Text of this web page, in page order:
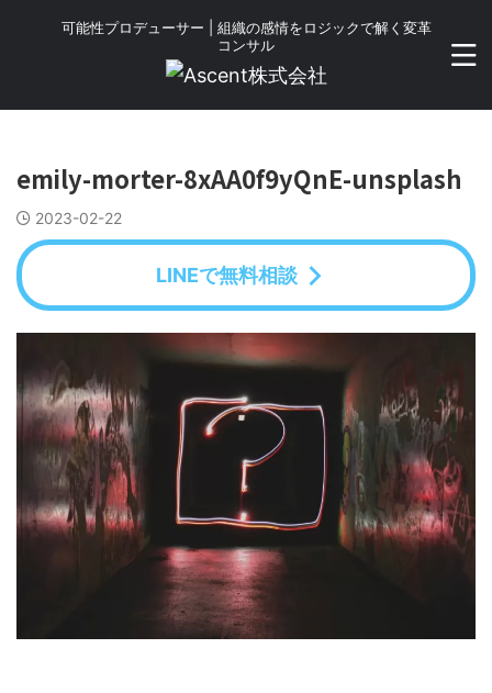
可能性プロデューサー | 組織の感情をロジックで解く変革
コンサル
emily-morter-8xAA0f9yQnE-unsplash
2023-02-22
LINEで無料相談